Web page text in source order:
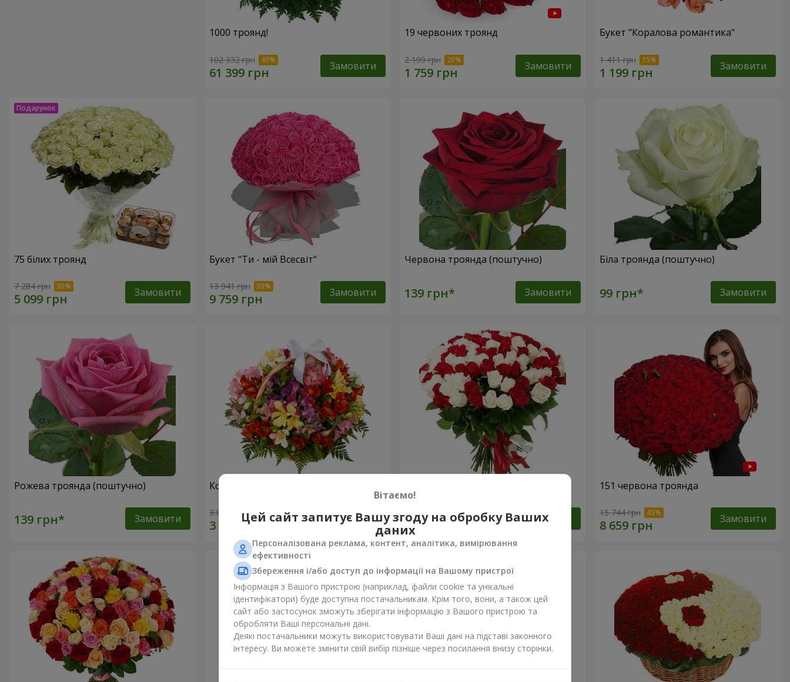
1000 троянд!
102 332 грн Замовити
19 червоних троянд
2 199 грн Замовити
Букет "Коралова романтика"
1 411 грн Замовити
75 білих троянд
7 284 грн Замовити
Букет "Ти - мій Всесвіт"
13 941 грн Замовити
Червона троянда (поштучно)
Замовити
Біла троянда (поштучно)
Замовити
Рожева троянда (поштучно)
Замовити
Кошик альстромерій "Акварель"
3 834 грн Замовити 6 554 грн Замовити
151 червона троянда
15 744 грн Замовити
Вітаємо!
Цей сайт запитує Вашу згоду на обробку Ваших
даних
Персоналізована реклама, контент, аналітика, вимірювання
ефективності
Збереження і/або доступ до інформації на Вашому пристрої
Інформація з Вашого пристрою (наприклад, файли cookie та унікальні
ідентифікатори) буде доступна постачальникам. Крім того, вони, а також цей
сайт або застосунок зможуть зберігати інформацію з Вашого пристрою та
обробляти Ваші персональні дані.
Деякі постачальники можуть використовувати Ваші дані на підставі законного
інтересу. Ви можете змінити свій вибір пізніше через посилання внизу сторінки.